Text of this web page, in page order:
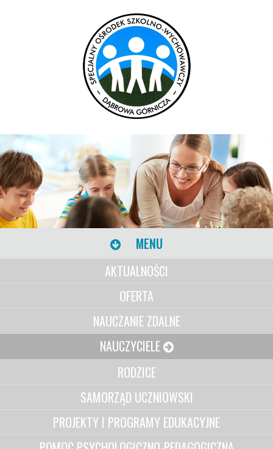
MENU
AKTUALNOŚCI
OFERTA
NAUCZANIE ZDALNE
NAUCZYCIELE
RODZICE
SAMORZĄD UCZNIOWSKI
PROJEKTY I PROGRAMY EDUKACYJNE